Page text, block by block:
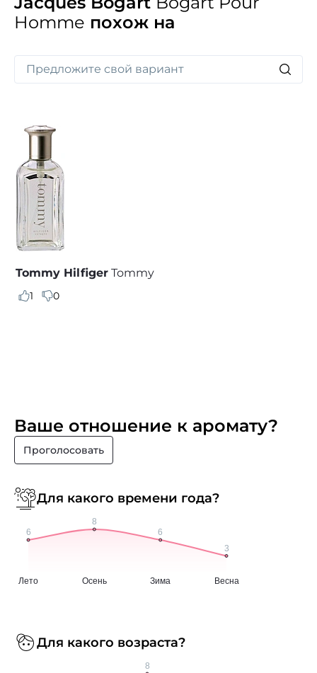
Homme похож на
Tommy Hilfiger Tommy
1 0
Ваше отношение к аромату?
Проголосовать
Для какого времени года?
Для какого возраста?